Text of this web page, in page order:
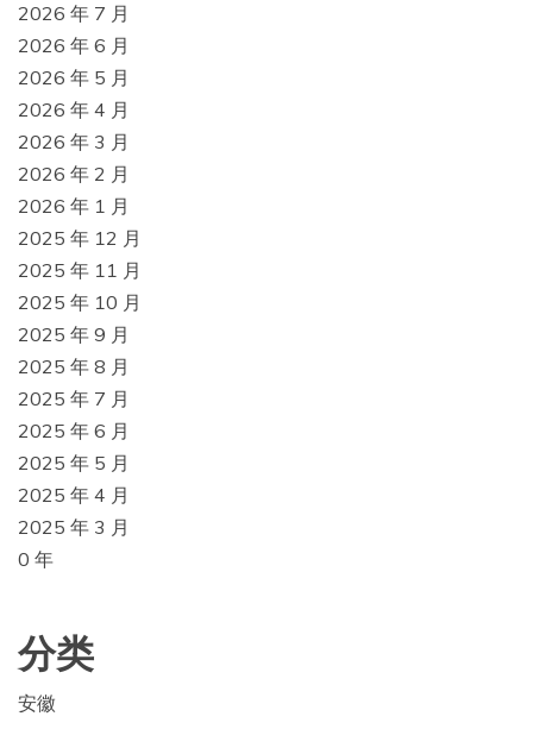
2026 年 7 月
2026 年 6 月
2026 年 5 月
2026 年 4 月
2026 年 3 月
2026 年 2 月
2026 年 1 月
2025 年 12 月
2025 年 11 月
2025 年 10 月
2025 年 9 月
2025 年 8 月
2025 年 7 月
2025 年 6 月
2025 年 5 月
2025 年 4 月
2025 年 3 月
0 年
分类
安徽